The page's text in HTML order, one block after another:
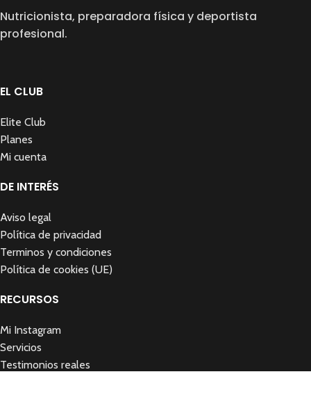
Nutricionista, preparadora física y deportista
profesional.
EL CLUB
Elite Club
Planes
Mi cuenta
DE INTERÉS
Aviso legal
Política de privacidad
Terminos y condiciones
Política de cookies (UE)
RECURSOS
Mi Instagram
Servicios
Testimonios reales